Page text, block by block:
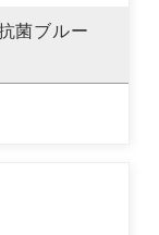
菌ブルー